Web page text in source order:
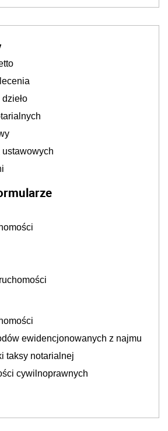
ustawowych
ewidencjonowanych z najmu
taksy notarialnej
cywilnoprawnych